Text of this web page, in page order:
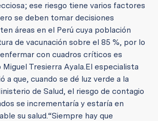
ese riesgo tiene varios factores
se deben tomar decisiones
áreas en el Perú cuya población
de vacunación sobre el 85 %, por lo
con cuadros críticos es
Tresierra Ayala.El especialista
a que, cuando se dé luz verde a la
de Salud, el riesgo de contagio
se incrementaría y estaría en
su salud.“Siempre hay que